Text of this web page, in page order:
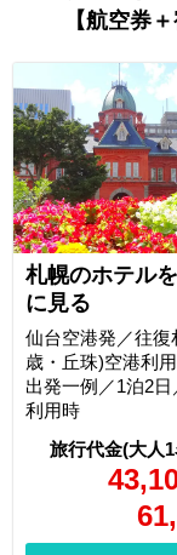
【航空券
札幌のホテル
に見る
仙台空港発／往復
歳・丘珠)空港利
出発一例／1泊2日
利用時